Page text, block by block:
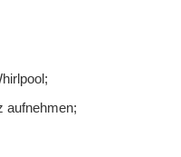
aufnehmen;